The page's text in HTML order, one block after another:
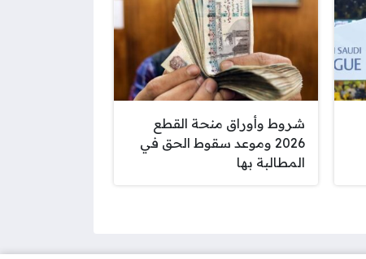
شروط وأوراق منحة القطع
2026 وموعد سقوط الحق في
المطالبة بها